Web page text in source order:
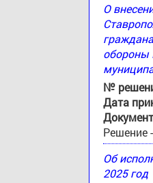
О
обороны
№
Дата
Решение -
Об
2025 год